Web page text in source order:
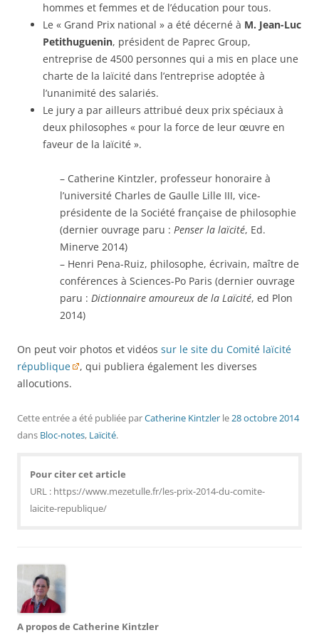
hommes et femmes et de l’éducation pour tous.
Le « Grand Prix national » a été décerné à M. Jean-Luc
Petithuguenin, président de Paprec Group,
entreprise de 4500 personnes qui a mis en place une
charte de la laïcité dans l’entreprise adoptée à
l’unanimité des salariés.
Le jury a par ailleurs attribué deux prix spéciaux à
deux philosophes « pour la force de leur œuvre en
faveur de la laïcité ».
– Catherine Kintzler, professeur honoraire à
l’université Charles de Gaulle Lille III, vice-
présidente de la Société française de philosophie
(dernier ouvrage paru : Penser la laïcité, Ed.
Minerve 2014)
– Henri Pena-Ruiz, philosophe, écrivain, maître de
conférences à Sciences-Po Paris (dernier ouvrage
paru : Dictionnaire amoureux de la Laïcité, ed Plon
2014)
On peut voir photos et vidéos sur le site du Comité laïcité
république
, qui publiera également les diverses
allocutions.
Cette entrée a été publiée parCatherine Kintzler le28 octobre 2014
dans Bloc-notes, Laïcité.
Pour citer cet article
URL : https://www.mezetulle.fr/les-prix-2014-du-comite-
laicite-republique/
A propos de Catherine Kintzler